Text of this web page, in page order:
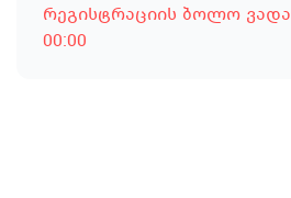
რეგისტრაციის ბოლო ვადა
00:00